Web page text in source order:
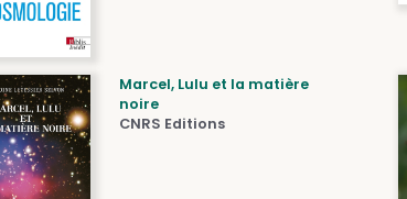
Marcel, Lulu et la matière
noire
CNRS Editions